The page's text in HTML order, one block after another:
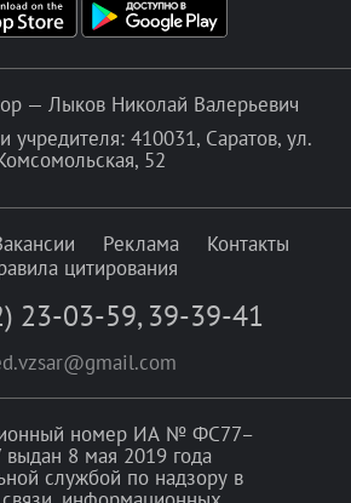
— Лыков Николай Валерьевич
учредителя: 410031, Саратов, ул.
52
Реклама
Контакты
цитирования
23-03-59, 39-39-41
номер ИА № ФС77–
выдан 8 мая 2019 года
службой по надзору в